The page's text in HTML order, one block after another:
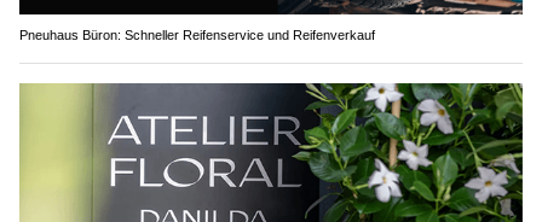
Pneuhaus Büron: Schneller Reifenservice und Reifenverkauf